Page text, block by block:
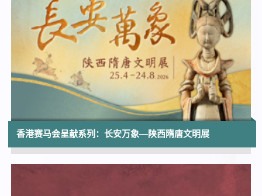
航向太空⸺中国载人航天之旅
香港太空馆大堂 | 展期至2026年9月28日
10:00
香港流行文化节2026：幸会25岁──香港电
影资料馆珍藏展（香港电影资料馆二十五周
年志庆节目）
香港电影资料馆 | 展览至2027年3月29日
10:00
型格香港系列 II — 坐观东西：晏如居明式家
具与百年椅戏
香港赛马会呈献系列：长安万象—陕西隋唐文明展